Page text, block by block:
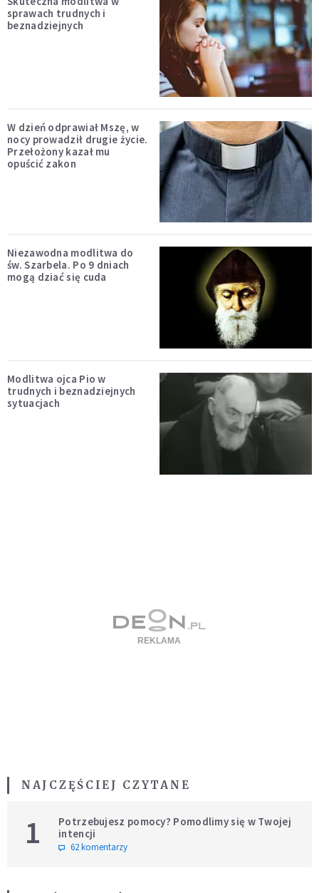
sprawach trudnych i
beznadziejnych
W dzień odprawiał Mszę, w
nocy prowadził drugie życie.
Przełożony kazał mu
opuścić zakon
Niezawodna modlitwa do
św. Szarbela. Po 9 dniach
mogą dziać się cuda
Modlitwa ojca Pio w
trudnych i beznadziejnych
sytuacjach
NAJCZĘŚCIEJ CZYTANE
1
Potrzebujesz pomocy? Pomodlimy się w Twojej
intencji
62 komentarzy